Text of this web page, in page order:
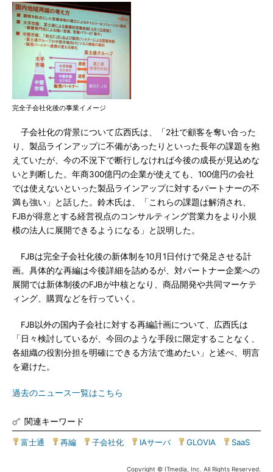
完全子会社化後の事業イメージ
子会社化の背景について広西氏は、「2社で顧客を奪い合った
り、製品ラインアップに不備があったりといった長年の課題を抱
えていたが、今の不況下で断行しなければ今後の成長が見込めな
いと判断した。年商300億円の企業が使えても、100億円の会社
では使えないといった製品ラインアップに対するパートナーの不
満も強い」と話した。鈴木氏は、「これらの課題は解消され、
FJBが得意とする経営視点のコンサルティング営業力をより小規
模の法人に展開できるようになる」と説明した。
FJBは完全子会社化後の新体制を10月1日付けで発足させる計
画。具体的な再編は今後詳細を詰めるが、対パートナー企業への
展開では新体制後のFJBが中核となり、商品開発や共同マーケテ
ィング、購買などを行っていく。
FJB以外の国内子会社に対する再編計画について、広西氏は
「日々検討しているが、今回のような手段に限定することなく、
各組織の役割分担を明確にできる方法で進めたい」と述べ、明言
を避けた。
過去のニュース一覧はこちら
関連キーワード
富士通 再編 子会社化 IAサーバ| GLOVIA SaaS
Copyright © ITmedia, Inc. All Rights Reserved.